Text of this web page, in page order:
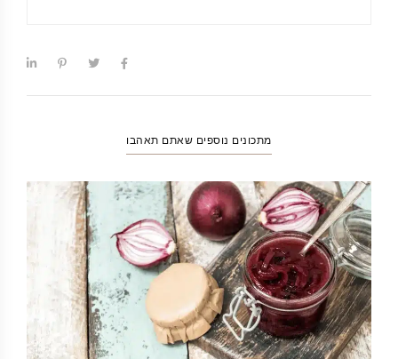
מתכונים נוספים שאתם תאהבו